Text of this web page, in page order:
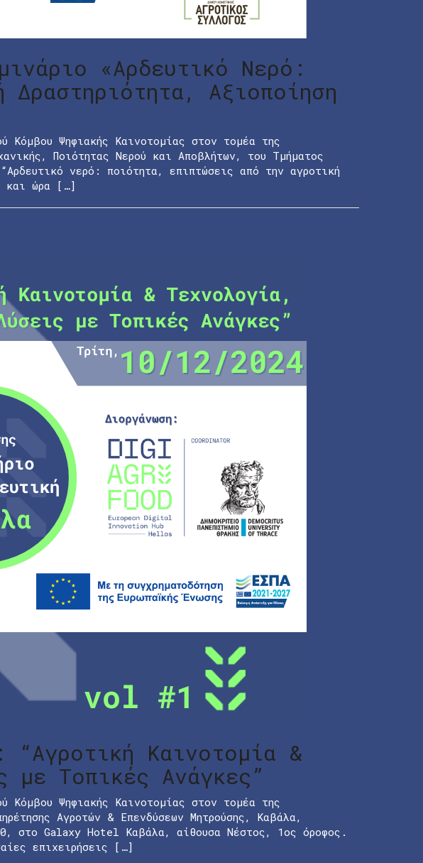
«Αρδευτικό Νερό:
Αξιοποίηση
Κόμβου Ψηφιακής Καινοτομίας στον τομέα της
Ποιότητας Νερού και Αποβλήτων, του Τμήματος
νερό: ποιότητα, επιπτώσεις από την αγροτική
και ώρα […]
“Αγροτική Καινοτομία &
με Τοπικές Ανάγκες”
Κόμβου Ψηφιακής Καινοτομίας στον τομέα της
Αγροτών & Επενδύσεων Μητρούσης, Καβάλα,
στο Galaxy Hotel Καβάλα, αίθουσα Νέστος, 1ος όροφος.
επιχειρήσεις […]